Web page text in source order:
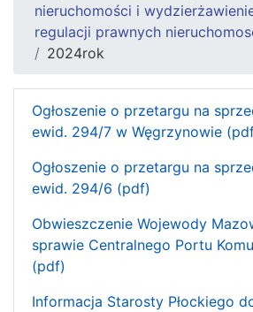
nieruchomości i
regulacji prawnych
2024rok
Ogłoszenie o przetargu na
ewid. 294/7 w Węgrzynowie
Ogłoszenie o przetargu na
ewid. 294/6 (pdf)
Obwieszczenie Wojewody
sprawie Centralnego Portu
(pdf)
Informacja Starosty Płockiego